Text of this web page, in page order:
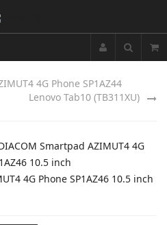
4G Phone SP1AZ44
Lenovo Tab10 (TB311XU)
4G Phone SP1AZ46 10.5 inch